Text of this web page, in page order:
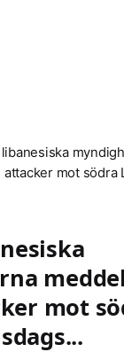
mot södra
mot